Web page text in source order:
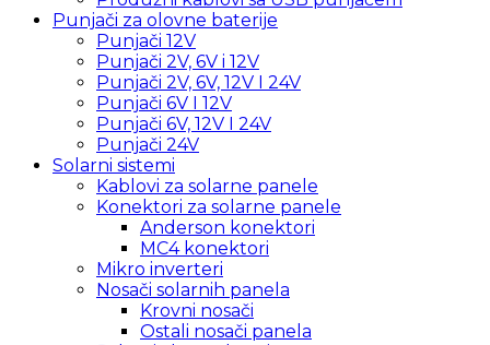
Punjači za olovne baterije
Punjači 12V
Punjači 2V, 6V i 12V
Punjači 2V, 6V, 12V I 24V
Punjači 6V I 12V
Punjači 6V, 12V I 24V
Punjači 24V
Solarni sistemi
Kablovi za solarne panele
Konektori za solarne panele
Anderson konektori
MC4 konektori
Mikro inverteri
Nosači solarnih panela
Krovni nosači
Ostali nosači panela